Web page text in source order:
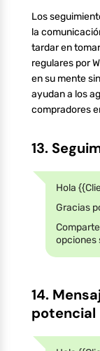
Los
la
tardar en
regulares por
en su mente
ayudan a los
compradores
13.
Hola
Gracias
opciones
14.
potencial